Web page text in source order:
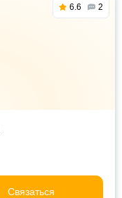
6.6 2
Связаться